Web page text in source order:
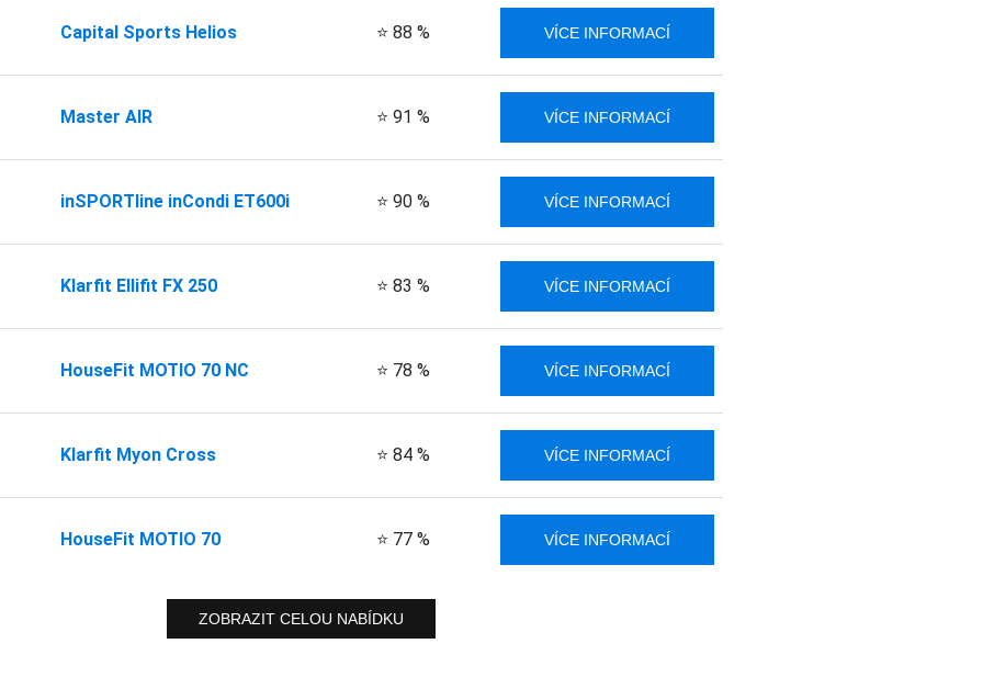
Capital Sports Helios ⭐ 88 % VÍCE INFORMACÍ
Master AIR ⭐ 91 % VÍCE INFORMACÍ
inSPORTline inCondi ET600i ⭐ 90 % VÍCE INFORMACÍ
Klarfit Ellifit FX 250 ⭐ 83 % VÍCE INFORMACÍ
HouseFit MOTIO 70 NC ⭐ 78 % VÍCE INFORMACÍ
Klarfit Myon Cross ⭐ 84 % VÍCE INFORMACÍ
HouseFit MOTIO 70 ⭐ 77 % VÍCE INFORMACÍ
ZOBRAZIT CELOU NABÍDKU